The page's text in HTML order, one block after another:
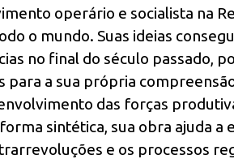
operário e socialista na
o mundo. Suas ideias
no final do século passado,
a sua própria
das forças
sintética, sua obra ajuda a
e os processos